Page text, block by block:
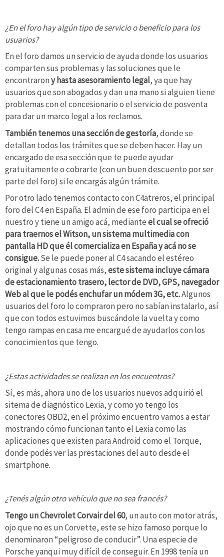
¿En el foro hay algún tipo de servicio o beneficio para los
usuarios?
En el foro damos un servicio de ayuda donde los usuarios
comparten sus problemas y las soluciones que le
encontrarony hasta asesoramiento legal, ya que hay
usuarios que son abogados y dan una mano si alguien tiene
problemas con el concesionario o el servicio de posventa
para dar un marco legal a los reclamos.
También tenemos una sección de gestoría, donde se
detallan todos los trámites que se deben hacer. Hay un
encargado de esa sección que te puede ayudar
gratuitamente o cobrarte (con un buen descuento por ser
parte del foro) si le encargás algún trámite.
Por otro lado tenemos contacto con C4atreros, el principal
foro del C4 en España. El admin de ese foro participa en el
nuestro y tiene un amigo acá, medianteel cual se ofreció
para traernos el Witson, un sistema multimedia con
pantalla HD que él comercializa en España y acá no se
consigue.Se le puede poner al C4 sacando el estéreo
original y algunas cosas más,este sistema incluye cámara
de estacionamiento trasero, lector de DVD, GPS, navegador
Web al que le podés enchufar un módem 3G, etc.Algunos
usuarios del foro lo compraron pero no sabían instalarlo, así
que con todos estuvimos buscándole la vuelta y como
tengo rampas en casa me encargué de ayudarlos con los
conocimientos que tengo.
¿Estas actividades se realizan en los encuentros?
Sí, es más, ahora uno de los usuarios nuevos adquirió el
sitema de diagnóstico Lexia, y como yo tengo los
conectores OBD2, en el próximo encuentro vamos a estar
mostrando cómo funcionan tanto el Lexia como las
aplicaciones que existen para Android como el Torque,
donde podés ver las prestaciones del auto desde el
smartphone.
¿Tenés algún otro vehículo que no sea francés?
Tengo un Chevrolet Corvair del 60, un auto con motor atrás,
ojo que no es un Corvette, este se hizo famoso porque lo
denominaron “peligroso de conducir”. Una especie de
Porsche yanqui muy difícil de conseguir. En 1998 tenía un